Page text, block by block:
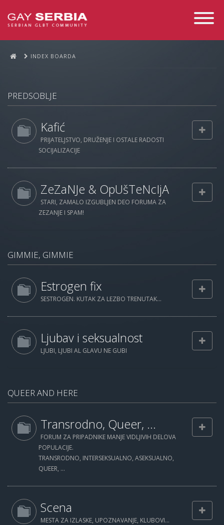
Toggle
INDEX BOARDA
PREDSOBLJE
Kafić
PRIJATELJSTVO, DRUŽENJE I OSTALE RADOSTI
SOCIJALIZACIJE
ZeZaNJe & OpUšTeNcIjA
STARI, ZAMALO IZGUBLJEN DEO FORUMA ZA
ZEZANJE I SPAM!
GIMMIE, GIMMIE
Estrogen fix
SESTROGEN. KUTAK ZA LEZBO TRENUTAK...
Ljubav i seksualnost
LJUBI, LJUBI AL GLAVU NE GUBI
QUEER AND HERE
Transrodno, Queer, ...
FORUM ZA PRIPADNIKE MANJE VIDLJIVIH DELOVA
POPULACIJE.
TRANSRODNO, INTERSEKSUALNO, ASEKSUALNO,
QUEER, ...
Scena
MESTA ZA IZLASKE, UPOZNAVANJE, KLUBOVI...